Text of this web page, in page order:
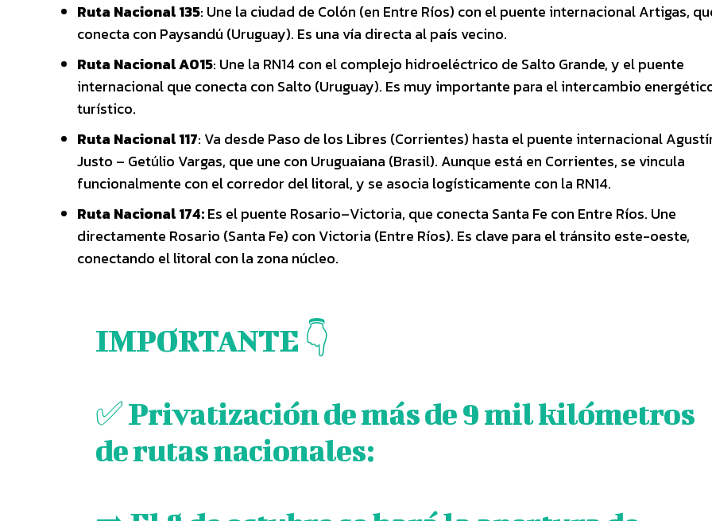
Ruta Nacional 135: Une la ciudad de Colón (en Entre Ríos) con el puente internacional Artigas,
conecta con Paysandú (Uruguay). Es una vía directa al país vecino.
Ruta Nacional A015: Une la RN14 con el complejo hidroeléctrico de Salto Grande, y el puente
internacional que conecta con Salto (Uruguay). Es muy importante para el intercambio
turístico.
Ruta Nacional 117: Va desde Paso de los Libres (Corrientes) hasta el puente internacional
Justo – Getúlio Vargas, que une con Uruguaiana (Brasil). Aunque está en Corrientes, se vincula
funcionalmente con el corredor del litoral, y se asocia logísticamente con la RN14.
Ruta Nacional 174:Es el puente Rosario–Victoria, que conecta Santa Fe con Entre Ríos. Une
directamente Rosario (Santa Fe) con Victoria (Entre Ríos). Es clave para el tránsito este-oeste,
conectando el litoral con la zona núcleo.
IMPORTANTE 👇
✅ Privatización de más de 9 mil kilómetros
de rutas nacionales: